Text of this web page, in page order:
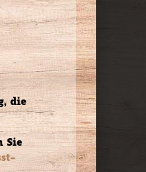
zum Vergrößern
auf das Bild klicken
die
Sie